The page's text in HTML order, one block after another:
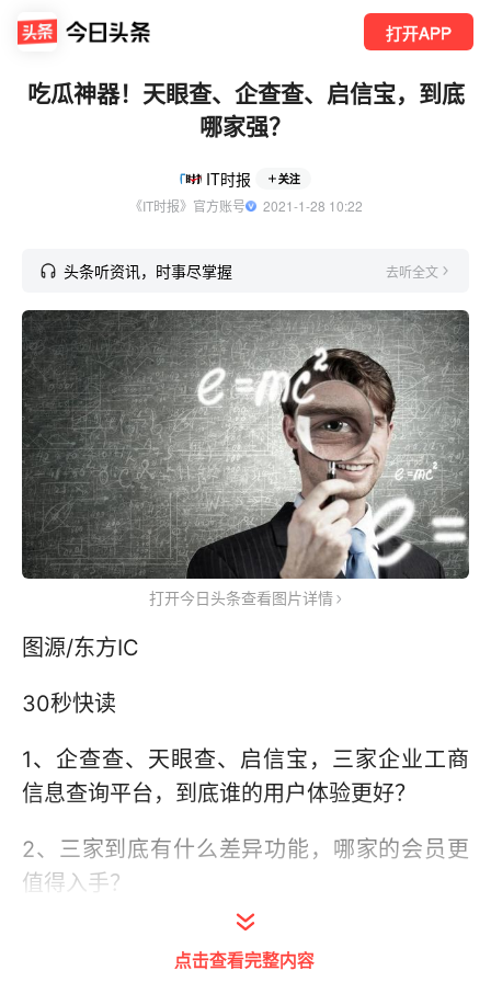
打开APP
吃瓜神器！天眼查、企查查、启信宝，到底
哪家强？
IT时报 关注
《IT时报》官方账号
  2021-1-28 10:22
头条听资讯，时事尽掌握 去听全文
打开今日头条查看图片详情
图源/东方IC
30秒快读
1、企查查、天眼查、启信宝，三家企业工商
信息查询平台，到底谁的用户体验更好？
2、三家到底有什么差异功能，哪家的会员更
值得入手？
2014年3月，国家宣布计划公开政府层面企
业工商信息，一家专注于商家工商信息查询
点击查看完整内容